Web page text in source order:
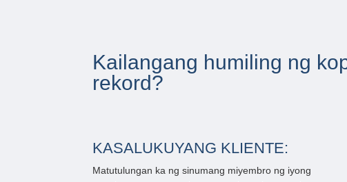
Kailangang humiling ng
rekord?
KASALUKUYANG KLIENTE:
Matutulungan ka ng sinumang miyembro ng iyong